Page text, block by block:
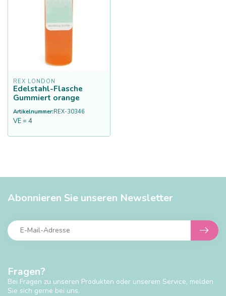
REX LONDON
Edelstahl-Flasche
Gummiert orange
Artikelnummer:REX-30346
VE = 4
Fragen?
Bei Fragen zu unseren Produkten oder unserem Service, melden
Sie sich gerne bei uns.
Abonnieren Sie unseren Newsletter